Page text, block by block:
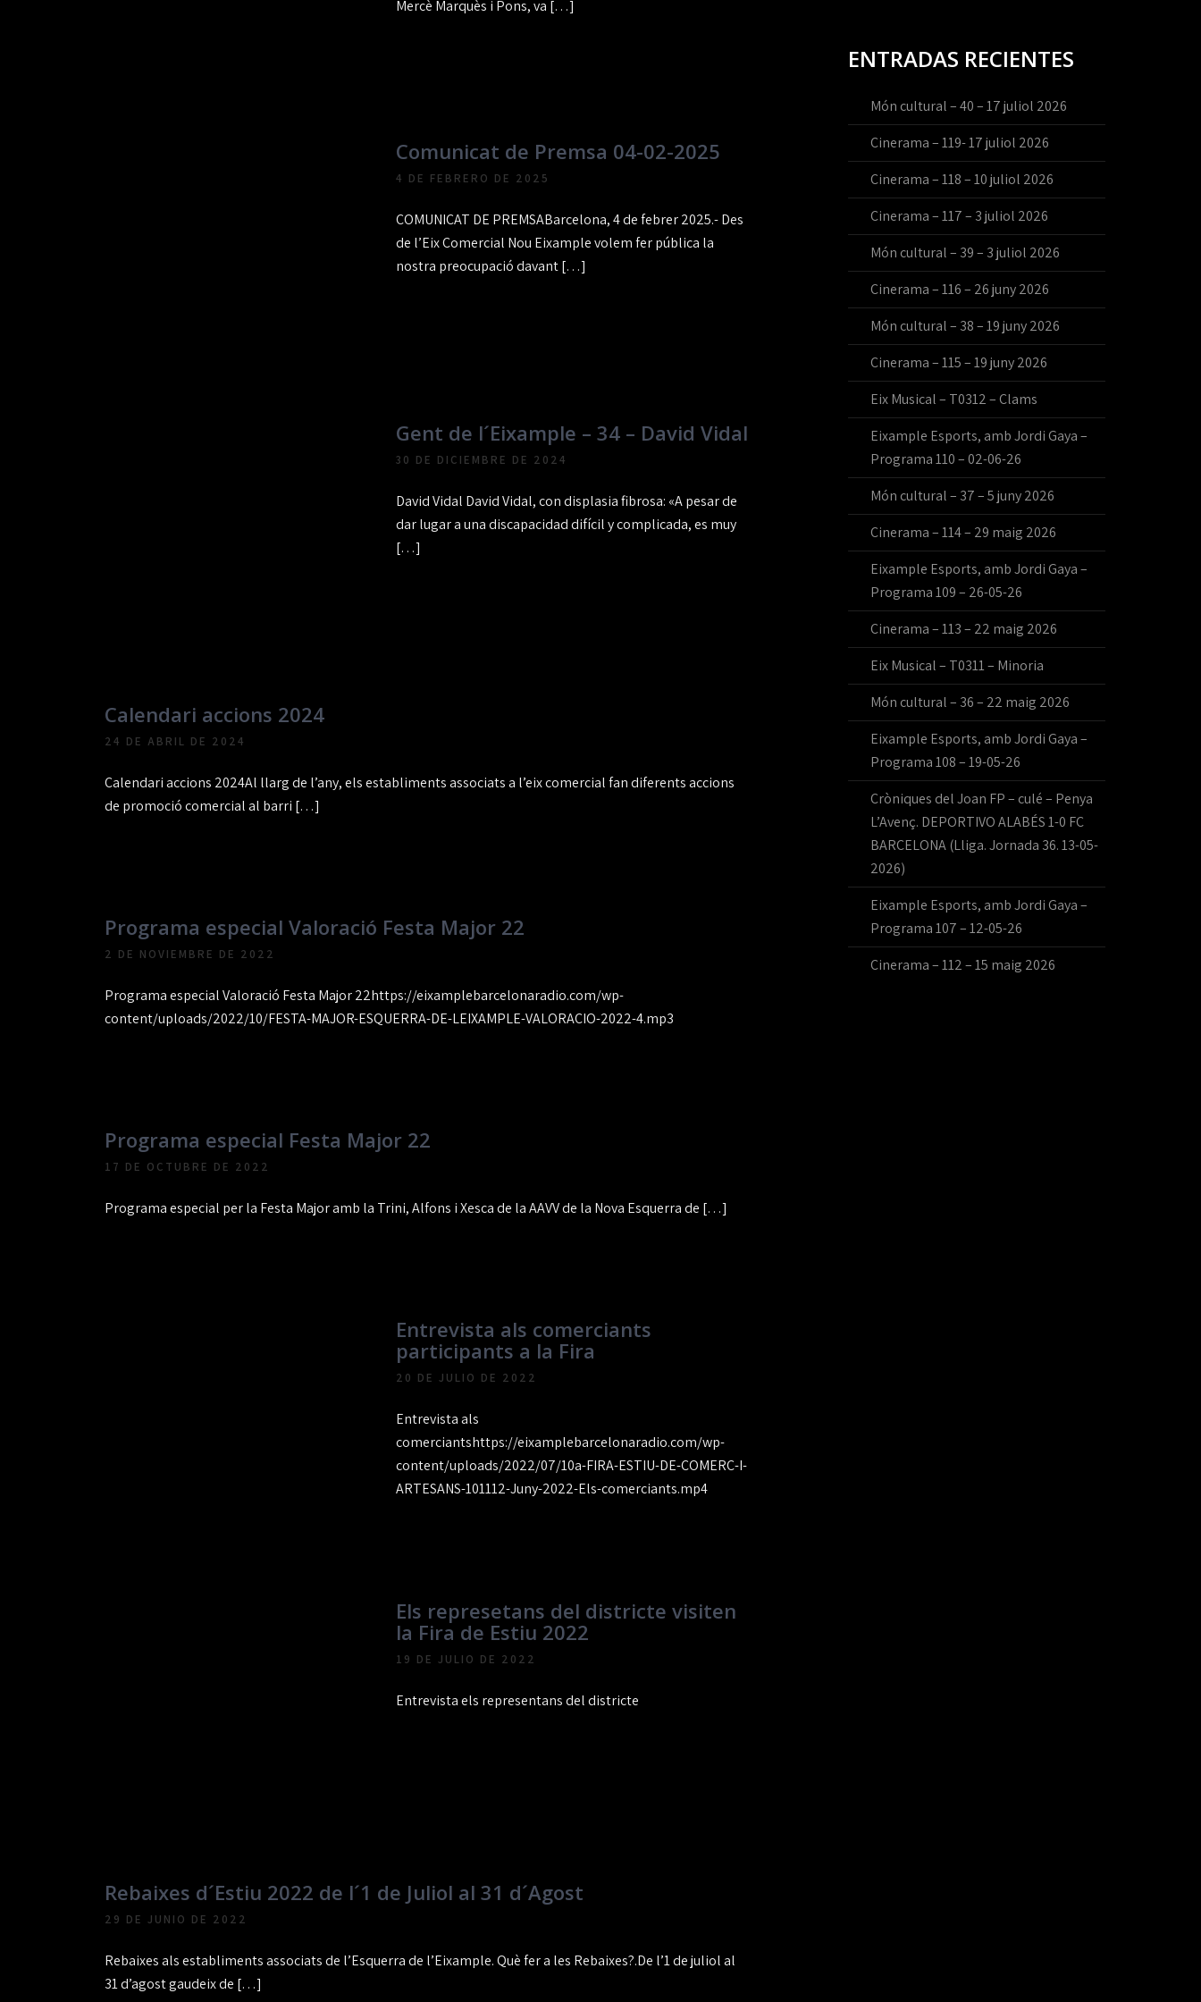
Mercè Marquès i Pons, va […]
Comunicat de Premsa 04-02-2025
4 DE FEBRERO DE 2025
COMUNICAT DE PREMSABarcelona, 4 de febrer 2025.- Des
de l’Eix Comercial Nou Eixample volem fer pública la
nostra preocupació davant […]
Gent de l´Eixample – 34 – David Vidal
30 DE DICIEMBRE DE 2024
David Vidal David Vidal, con displasia fibrosa: «A pesar de
dar lugar a una discapacidad difícil y complicada, es muy
[…]
Calendari accions 2024
24 DE ABRIL DE 2024
Calendari accions 2024Al llarg de l’any, els establiments associats a l’eix comercial fan diferents accions
de promoció comercial al barri […]
Programa especial Valoració Festa Major 22
2 DE NOVIEMBRE DE 2022
Programa especial Valoració Festa Major 22https://eixamplebarcelonaradio.com/wp-
content/uploads/2022/10/FESTA-MAJOR-ESQUERRA-DE-LEIXAMPLE-VALORACIO-2022-4.mp3
Programa especial Festa Major 22
17 DE OCTUBRE DE 2022
Programa especial per la Festa Major amb la Trini, Alfons i Xesca de la AAVV de la Nova Esquerra de […]
Entrevista als comerciants
participants a la Fira
20 DE JULIO DE 2022
Entrevista als
comerciantshttps://eixamplebarcelonaradio.com/wp-
content/uploads/2022/07/10a-FIRA-ESTIU-DE-COMERC-I-
ARTESANS-101112-Juny-2022-Els-comerciants.mp4
Els represetans del districte visiten
la Fira de Estiu 2022
19 DE JULIO DE 2022
Entrevista els representans del districte
Rebaixes d´Estiu 2022 de l´1 de Juliol al 31 d´Agost
29 DE JUNIO DE 2022
Rebaixes als establiments associats de l’Esquerra de l’Eixample. Què fer a les Rebaixes?.De l’1 de juliol al
31 d’agost gaudeix de […]
ENTRADAS RECIENTES
Món cultural – 40 – 17 juliol 2026
Cinerama – 119- 17 juliol 2026
Cinerama – 118 – 10 juliol 2026
Cinerama – 117 – 3 juliol 2026
Món cultural – 39 – 3 juliol 2026
Cinerama – 116 – 26 juny 2026
Món cultural – 38 – 19 juny 2026
Cinerama – 115 – 19 juny 2026
Eix Musical – T0312 – Clams
Eixample Esports, amb Jordi Gaya –
Programa 110 – 02-06-26
Món cultural – 37 – 5 juny 2026
Cinerama – 114 – 29 maig 2026
Eixample Esports, amb Jordi Gaya –
Programa 109 – 26-05-26
Cinerama – 113 – 22 maig 2026
Eix Musical – T0311 – Minoria
Món cultural – 36 – 22 maig 2026
Eixample Esports, amb Jordi Gaya –
Programa 108 – 19-05-26
Cròniques del Joan FP – culé – Penya
L’Avenç. DEPORTIVO ALABÉS 1-0 FC
BARCELONA (Lliga. Jornada 36. 13-05-
2026)
Eixample Esports, amb Jordi Gaya –
Programa 107 – 12-05-26
Cinerama – 112 – 15 maig 2026